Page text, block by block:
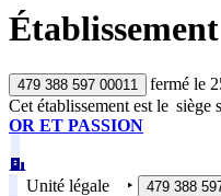
Établissement
479 388 597 00011 fermé le
Cet établissement est le siège
OR ET PASSION
Unité légale ‣ 479 388